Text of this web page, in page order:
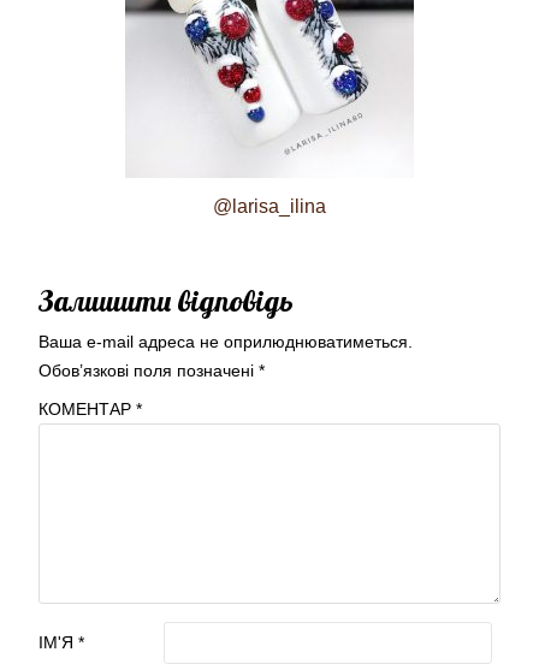
@larisa_ilina
Залишити відповідь
Ваша e-mail адреса не оприлюднюватиметься.
Обов’язкові поля позначені *
КОМЕНТАР *
ІМ'Я *